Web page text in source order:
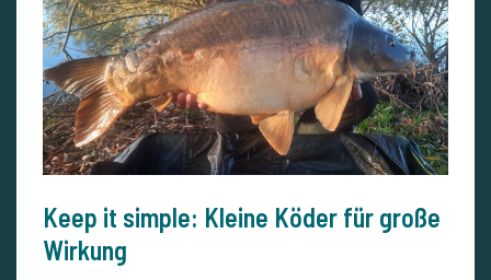
Keep it simple: Kleine Köder für große
Wirkung